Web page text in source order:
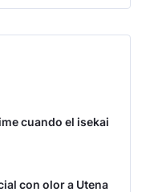
cuando el isekai
con olor a Utena